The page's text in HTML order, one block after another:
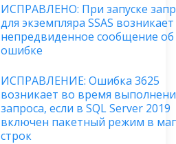
ИСПРАВЛЕНО: При запуске
для экземпляра SSAS возникает
непредвиденное сообщение об
ошибке
ИСПРАВЛЕНИЕ: Ошибка 3625
возникает во время
запроса, если в SQL Server 2019
включен пакетный режим в
строк